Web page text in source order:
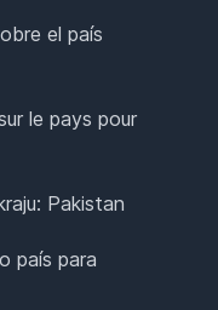
el país
le pays pour
Pakistan
país para